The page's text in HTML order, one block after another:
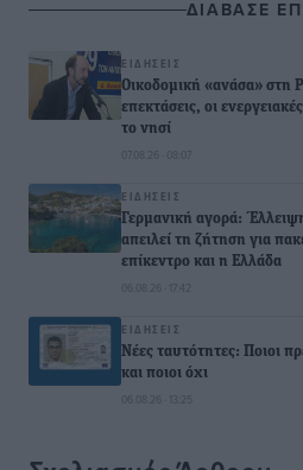
ΔΙΑΒΑΣΕ
ΕΙΔΉΣΕΙΣ
Οικοδομική «ανάσα» στη
επεκτάσεις, οι
το νησί
07.08.26 · 08:07
ΕΙΔΉΣΕΙΣ
Γερμανική αγορά:
απειλεί τη ζήτηση για
επίκεντρο και η Ελλάδα
06.08.26 · 17:42
ΕΙΔΉΣΕΙΣ
Νέες ταυτότητες: Ποιοι
και ποιοι όχι
06.08.26 · 13:25